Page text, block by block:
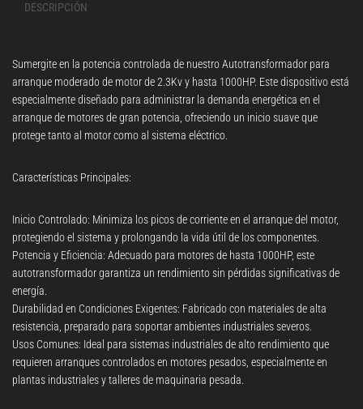
DESCRIPCIÓN
Sumergite en la potencia controlada de nuestro Autotransformador para
arranque moderado de motor de 2.3Kv y hasta 1000HP. Este dispositivo está
especialmente diseñado para administrar la demanda energética en el
arranque de motores de gran potencia, ofreciendo un inicio suave que
protege tanto al motor como al sistema eléctrico.
Características Principales:
Inicio Controlado: Minimiza los picos de corriente en el arranque del motor,
protegiendo el sistema y prolongando la vida útil de los componentes.
Potencia y Eficiencia: Adecuado para motores de hasta 1000HP, este
autotransformador garantiza un rendimiento sin pérdidas significativas de
energía.
Durabilidad en Condiciones Exigentes: Fabricado con materiales de alta
resistencia, preparado para soportar ambientes industriales severos.
Usos Comunes: Ideal para sistemas industriales de alto rendimiento que
requieren arranques controlados en motores pesados, especialmente en
plantas industriales y talleres de maquinaria pesada.